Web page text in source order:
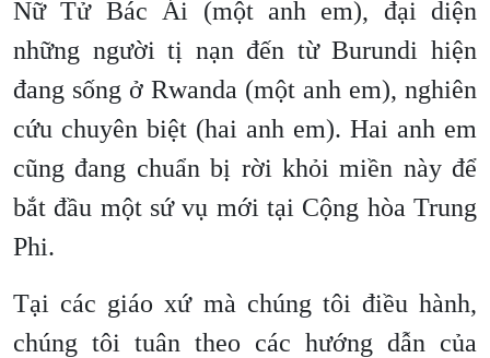
Nữ Tử Bác Ái (một anh em), đại diện
những người tị nạn đến từ Burundi hiện
đang sống ở Rwanda (một anh em), nghiên
cứu chuyên biệt (hai anh em). Hai anh em
cũng đang chuẩn bị rời khỏi miền này để
bắt đầu một sứ vụ mới tại Cộng hòa Trung
Phi.
Tại các giáo xứ mà chúng tôi điều hành,
chúng tôi tuân theo các hướng dẫn của